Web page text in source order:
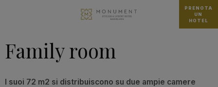
PRENOTA
UN
HOTEL
Family room
I suoi 72 m2 si distribuiscono su due ampie camere